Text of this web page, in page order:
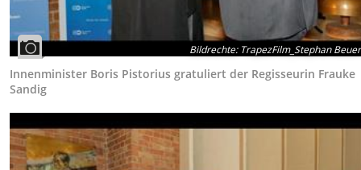
Bildrechte:TrapezFilm_Stephan
Innenminister Boris Pistorius gratuliert der Regisseurin Frauke
Sandig